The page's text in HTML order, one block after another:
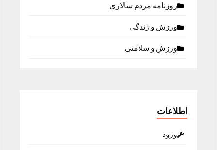
روزنامه مردم سالاری
ورزش و زندگی
ورزش و سلامتی
اطلاعات
ورود